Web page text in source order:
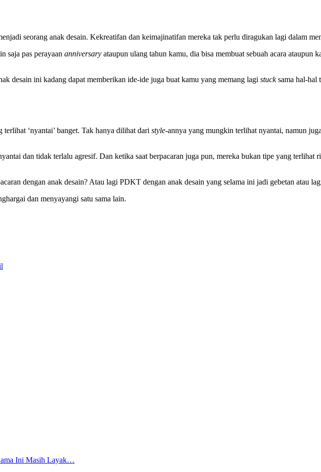
seorang anak desain. Kekreatifan dan keimajinatifan mereka tak perlu diragukan lagi dalam
saja pas perayaan anniversary ataupun ulang tahun kamu, dia bisa membuat sebuah acara ataupun
desain ini kadang dapat memberikan ide-ide juga buat kamu yang memang lagi stucksama hal-hal
‘nyantai’ banget. Tak hanya dilihat dari style­-annya yang mungkin terlihat nyantai, namun
dan tidak terlalu agresif. Dan ketika saat berpacaran juga pun, mereka bukan tipe yang terlihat
dengan anak desain? Atau lagi PDKT dengan anak desain yang selama ini jadi gebetan atau
dan menyayangi satu sama lain.
Ini Masih Layak…